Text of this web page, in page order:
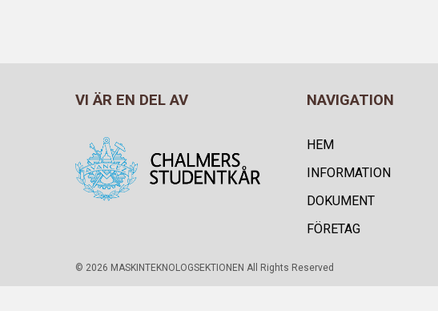
VI ÄR EN DEL AV NAVIGATION
HEM
INFORMATION
DOKUMENT
FÖRETAG
© 2026 MASKINTEKNOLOGSEKTIONEN All Rights Reserved